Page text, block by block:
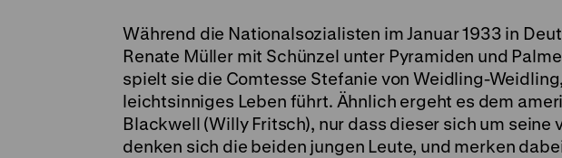
Während die Nationalsozialisten im Januar 1933 in
Renate Müller mit Schünzel unter Pyramiden und
spielt sie die Comtesse Stefanie von Weidling-
leichtsinniges Leben führt. Ähnlich ergeht es dem
Blackwell (Willy Fritsch), nur dass dieser sich um seine
denken sich die beiden jungen Leute, und merken